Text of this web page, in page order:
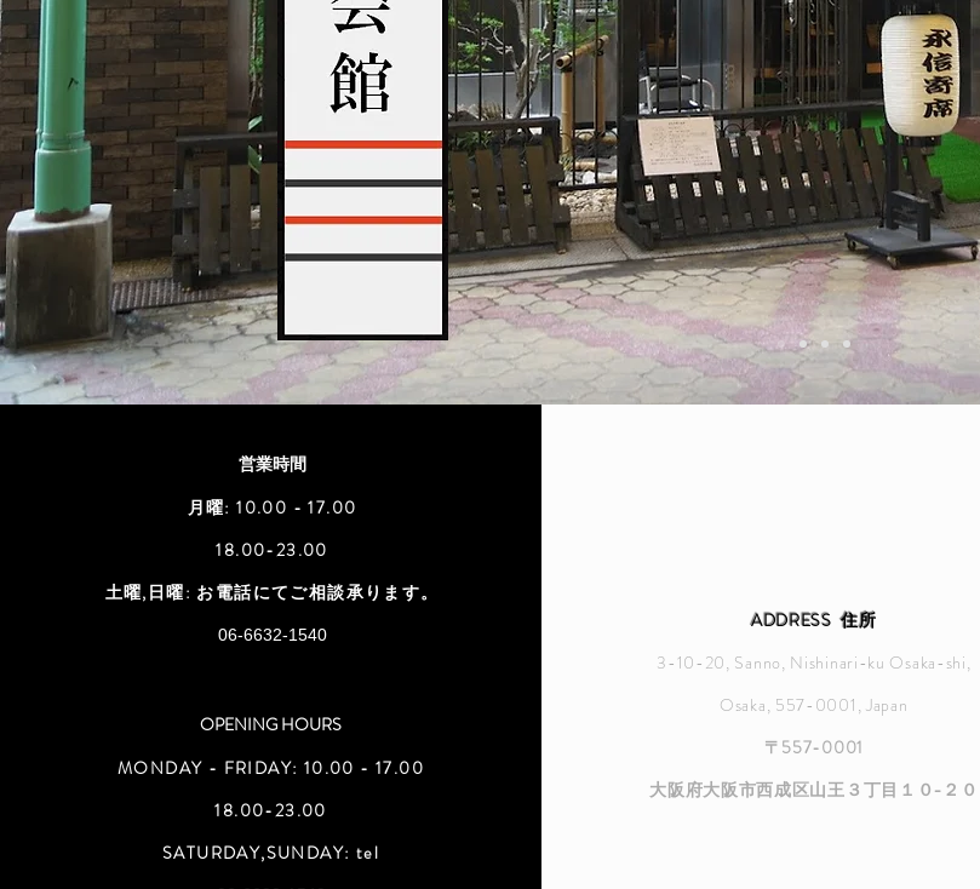
営業時間
月曜: 10.00 - 17.00
18.00-23.00
土曜,日曜: お電話にてご相談承ります。
​06-6632-1540
OPENING HOURS
MONDAY - FRIDAY: 10.00 - 17.00
18.00-23.00
SATURDAY,SUNDAY: tel
ADDRESS 住所
3-10-20, Sanno, Nishinari-ku Osaka-shi,
Osaka, 557-0001, Japan
〒557-0001
大阪府大阪市西成区山王３丁目１０−２０